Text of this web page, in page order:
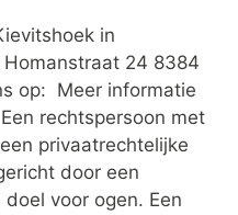
in
24 8384
op: Meer informatie
rechtspersoon met
privaatrechtelijke
door een
voor ogen. Een